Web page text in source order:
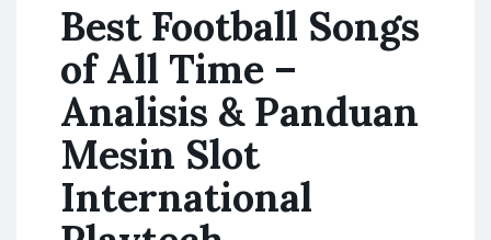
Best Football Songs
of All Time –
Analisis & Panduan
Mesin Slot
International